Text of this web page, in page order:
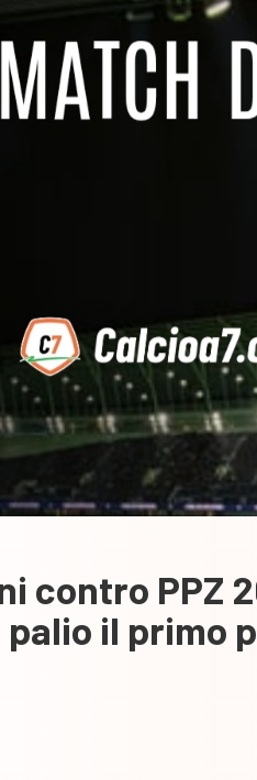
contro PPZ
palio il primo